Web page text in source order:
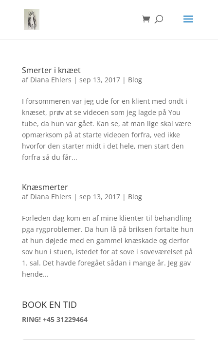
Smerter i knæet
af Diana Ehlers | sep 13, 2017| Blog
I forsommeren var jeg ude for en klient med ondt i
knæset, prøv at se videoen som jeg lagde på You
tube, da hun var gået. Kan se, at man lige skal være
opmærksom på at starte videoen forfra, ved ikke
hvorfor den starter midt i det hele, men start den
forfra så du får...
Knæsmerter
af Diana Ehlers | sep 13, 2017| Blog
Forleden dag kom en af mine klienter til behandling
pga rygproblemer. Da hun lå på briksen fortalte hun
at hun døjede med en gammel knæskade og derfor
sov hun i stuen, istedet for at sove i soveværelset på
1. sal. Det havde foregået sådan i mange år. Jeg gav
hende...
BOOK EN TID
RING! +45 31229464